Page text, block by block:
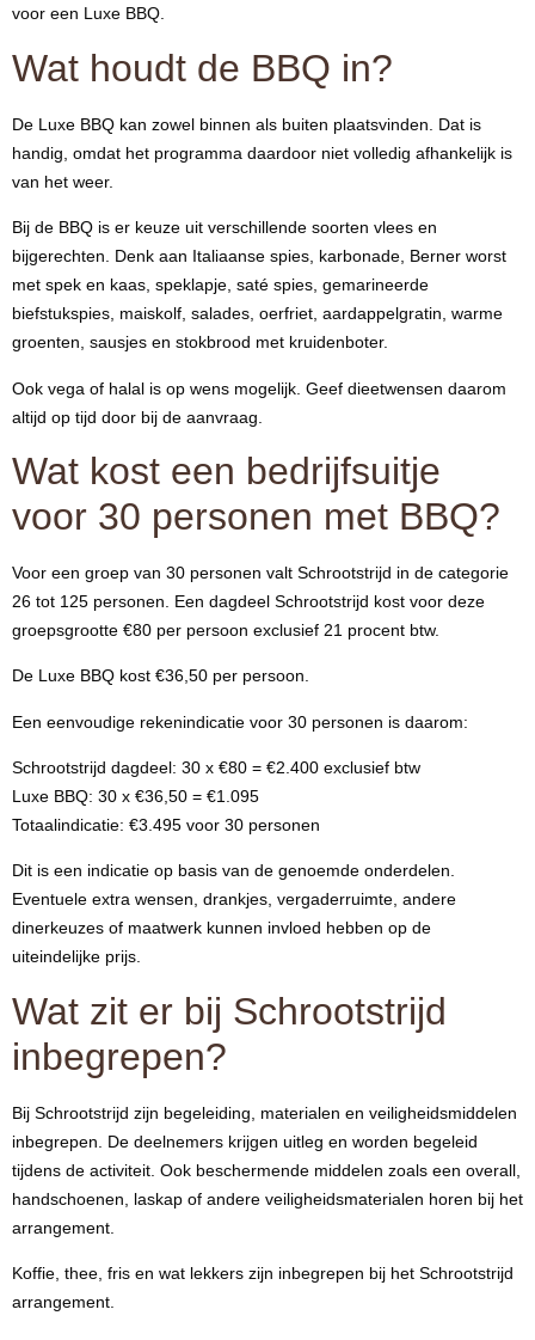
voor een Luxe BBQ.
Wat houdt de BBQ in?
De Luxe BBQ kan zowel binnen als buiten plaatsvinden. Dat is
handig, omdat het programma daardoor niet volledig afhankelijk is
van het weer.
Bij de BBQ is er keuze uit verschillende soorten vlees en
bijgerechten. Denk aan Italiaanse spies, karbonade, Berner worst
met spek en kaas, speklapje, saté spies, gemarineerde
biefstukspies, maiskolf, salades, oerfriet, aardappelgratin, warme
groenten, sausjes en stokbrood met kruidenboter.
Ook vega of halal is op wens mogelijk. Geef dieetwensen daarom
altijd op tijd door bij de aanvraag.
Wat kost een bedrijfsuitje
voor 30 personen met BBQ?
Voor een groep van 30 personen valt Schrootstrijd in de categorie
26 tot 125 personen. Een dagdeel Schrootstrijd kost voor deze
groepsgrootte €80 per persoon exclusief 21 procent btw.
De Luxe BBQ kost €36,50 per persoon.
Een eenvoudige rekenindicatie voor 30 personen is daarom:
Schrootstrijd dagdeel: 30 x €80 = €2.400 exclusief btw
Luxe BBQ: 30 x €36,50 = €1.095
Totaalindicatie: €3.495 voor 30 personen
Dit is een indicatie op basis van de genoemde onderdelen.
Eventuele extra wensen, drankjes, vergaderruimte, andere
dinerkeuzes of maatwerk kunnen invloed hebben op de
uiteindelijke prijs.
Wat zit er bij Schrootstrijd
inbegrepen?
Bij Schrootstrijd zijn begeleiding, materialen en veiligheidsmiddelen
inbegrepen. De deelnemers krijgen uitleg en worden begeleid
tijdens de activiteit. Ook beschermende middelen zoals een overall,
handschoenen, laskap of andere veiligheidsmaterialen horen bij het
arrangement.
Koffie, thee, fris en wat lekkers zijn inbegrepen bij het Schrootstrijd
arrangement.